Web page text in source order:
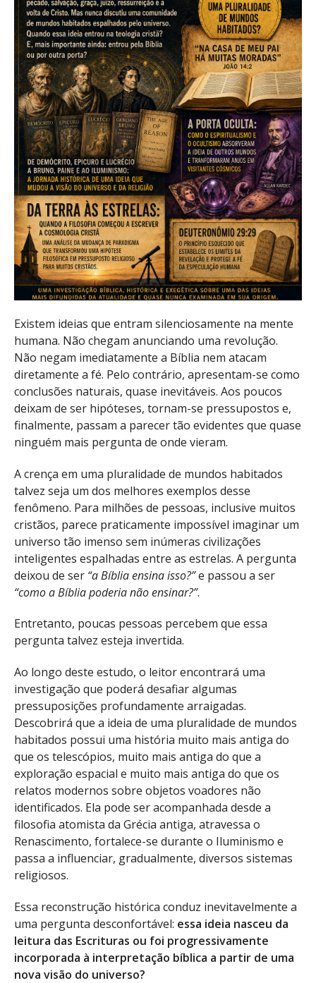
Existem ideias que entram silenciosamente na mente
humana. Não chegam anunciando uma revolução.
Não negam imediatamente a Bíblia nem atacam
diretamente a fé. Pelo contrário, apresentam-se como
conclusões naturais, quase inevitáveis. Aos poucos
deixam de ser hipóteses, tornam-se pressupostos e,
finalmente, passam a parecer tão evidentes que quase
ninguém mais pergunta de onde vieram.
A crença em uma pluralidade de mundos habitados
talvez seja um dos melhores exemplos desse
fenômeno. Para milhões de pessoas, inclusive muitos
cristãos, parece praticamente impossível imaginar um
universo tão imenso sem inúmeras civilizações
inteligentes espalhadas entre as estrelas. A pergunta
deixou de ser “a Bíblia ensina isso?”e passou a ser
“como a Bíblia poderia não ensinar?”.
Entretanto, poucas pessoas percebem que essa
pergunta talvez esteja invertida.
Ao longo deste estudo, o leitor encontrará uma
investigação que poderá desafiar algumas
pressuposições profundamente arraigadas.
Descobrirá que a ideia de uma pluralidade de mundos
habitados possui uma história muito mais antiga do
que os telescópios, muito mais antiga do que a
exploração espacial e muito mais antiga do que os
relatos modernos sobre objetos voadores não
identificados. Ela pode ser acompanhada desde a
filosofia atomista da Grécia antiga, atravessa o
Renascimento, fortalece-se durante o Iluminismo e
passa a influenciar, gradualmente, diversos sistemas
religiosos.
Essa reconstrução histórica conduz inevitavelmente a
uma pergunta desconfortável: essa ideia nasceu da
leitura das Escrituras ou foi progressivamente
incorporada à interpretação bíblica a partir de uma
nova visão do universo?